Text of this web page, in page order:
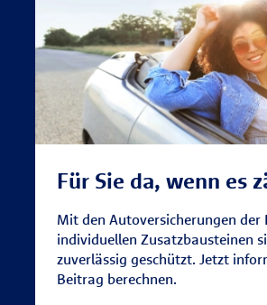
Für Sie da, wenn es
Mit den Autoversicherungen der
individuellen Zusatzbausteinen
zuverlässig geschützt. Jetzt
Beitrag berechnen.